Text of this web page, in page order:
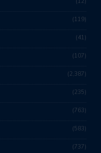
119
41
107
2,387
235
763
583
737